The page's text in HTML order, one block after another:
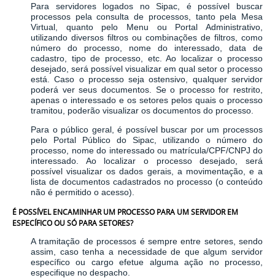
Para servidores logados no Sipac, é possível buscar
processos pela consulta de processos, tanto pela Mesa
Virtual, quanto pelo Menu ou Portal Administrativo,
utilizando diversos filtros ou combinações de filtros, como
número do processo, nome do interessado, data de
cadastro, tipo de processo, etc. Ao localizar o processo
desejado, será possível visualizar em qual setor o processo
está. Caso o processo seja ostensivo, qualquer servidor
poderá ver seus documentos. Se o processo for restrito,
apenas o interessado e os setores pelos quais o processo
tramitou, poderão visualizar os documentos do processo.
Para o público geral, é possível buscar por um processos
pelo Portal Público do Sipac, utilizando o número do
processo, nome do interessado ou matrícula/CPF/CNPJ do
interessado. Ao localizar o processo desejado, será
possível visualizar os dados gerais, a movimentação, e a
lista de documentos cadastrados no processo (o conteúdo
não é permitido o acesso).
É POSSÍVEL ENCAMINHAR UM PROCESSO PARA UM SERVIDOR EM
ESPECÍFICO OU SÓ PARA SETORES?
A tramitação de processos é sempre entre setores, sendo
assim, caso tenha a necessidade de que algum servidor
específico ou cargo efetue alguma ação no processo,
especifique no despacho.